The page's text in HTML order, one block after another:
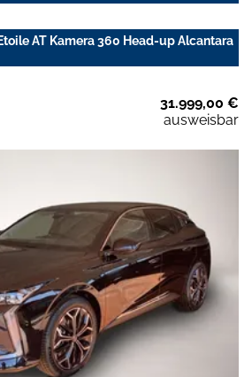
AT Kamera 360 Head-up Alcantara
31.999,00 €
ausweisbar